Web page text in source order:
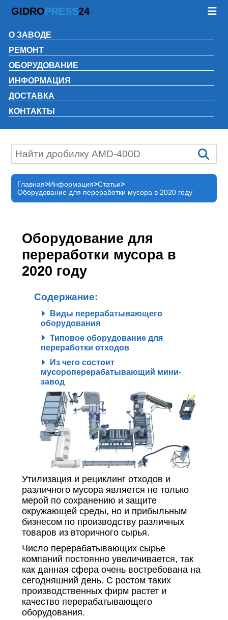
GIDROPRESS24
О ЗАВОДЕ
РЕМОНТ
ОБОРУДОВАНИЕ
ИНФОРМАЦИЯ
ДОСТАВКА
КОНТАКТЫ
Главная Информация Статьи
Оборудование для переработки мусора в 2020 году
Оборудование для
переработки мусора в
2020 году
Содержание:
Виды перерабатывающего
оборудования
Типовое оборудование для
переработки отходов
Из чего состоит
мусороперерабатывающий мини-
завод
Утилизация и рециклинг отходов и
различного мусора является не только
мерой по сохранению и защите
окружающей среды, но и прибыльным
бизнесом по производству различных
товаров из вторичного сырья.
Число перерабатывающих сырье
компаний постоянно увеличивается, так
как данная сфера очень востребована на
сегодняшний день. С ростом таких
производственных фирм растет и
качество перерабатывающего
оборудования.